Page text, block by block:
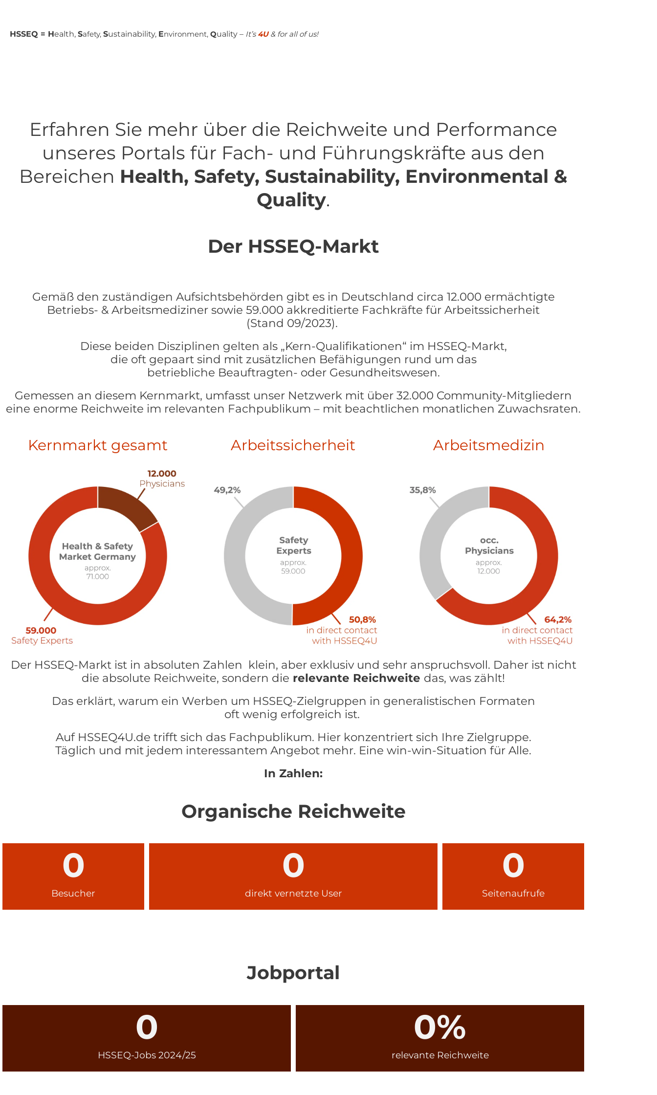
HSSEQ = Health, Safety, Sustainability, Environment, Quality – It’s 4U & for all of us!
Erfahren Sie mehr über die Reichweite und Performance
unseres Portals für Fach- und Führungskräfte aus den
Bereichen Health, Safety, Sustainability, Environmental &
Quality.
Der HSSEQ-Markt
Gemäß den zuständigen Aufsichtsbehörden gibt es in Deutschland circa 12.000 ermächtigte
Betriebs- & Arbeitsmediziner sowie 59.000 akkreditierte Fachkräfte für Arbeitssicherheit
(Stand 09/2023).
Diese beiden Disziplinen gelten als „Kern-Qualifikationen“ im HSSEQ-Markt,
die oft gepaart sind mit zusätzlichen Befähigungen rund um das
betriebliche Beauftragten- oder Gesundheitswesen.
Gemessen an diesem Kernmarkt, umfasst unser Netzwerk mit über 32.000 Community-Mitgliedern
eine enorme Reichweite im relevanten Fachpublikum – mit beachtlichen monatlichen Zuwachsraten.
Kernmarkt gesamt Arbeitssicherheit Arbeitsmedizin
Der HSSEQ-Markt ist in absoluten Zahlen klein, aber exklusiv und sehr anspruchsvoll. Daher ist nicht
die absolute Reichweite, sondern die relevante Reichweite das, was zählt!
Das erklärt, warum ein Werben um HSSEQ-Zielgruppen in generalistischen Formaten
oft wenig erfolgreich ist.
Auf HSSEQ4U.de trifft sich das Fachpublikum. Hier konzentriert sich Ihre Zielgruppe.
Täglich und mit jedem interessantem Angebot mehr. Eine win-win-Situation für Alle.
In Zahlen:
Organische Reichweite
Besucher
0
direkt vernetzte User
0
Seitenaufrufe
0
Jobportal
HSSEQ-Jobs 2024/25
0
relevante Reichweite
0%